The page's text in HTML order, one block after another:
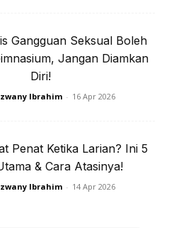
Gangguan Seksual Boleh
Jangan Diamkan
Diri!
Ibrahim - 16 Apr 2026
Penat Ketika Larian? Ini 5
& Cara Atasinya!
Ibrahim - 14 Apr 2026